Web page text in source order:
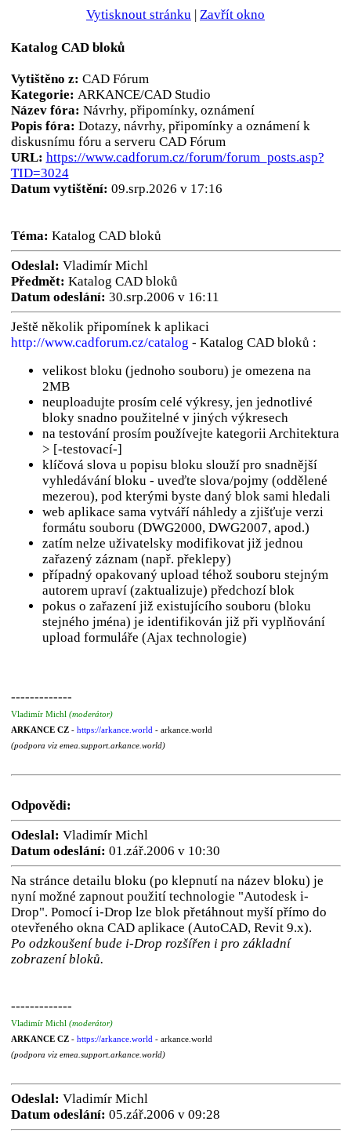
Vytisknout stránku | Zavřít okno
Katalog CAD bloků
Vytištěno z: CAD Fórum
Kategorie: ARKANCE/CAD Studio
Název fóra: Návrhy, připomínky, oznámení
Popis fóra: Dotazy, návrhy, připomínky a oznámení k
diskusnímu fóru a serveru CAD Fórum
URL: https://www.cadforum.cz/forum/forum_posts.asp?
TID=3024
Datum vytištění: 09.srp.2026 v 17:16
Téma: Katalog CAD bloků
Odeslal: Vladimír Michl
Předmět: Katalog CAD bloků
Datum odeslání: 30.srp.2006 v 16:11
Ještě několik připomínek k aplikaci
http://www.cadforum.cz/catalog - Katalog CAD bloků :
velikost bloku (jednoho souboru) je omezena na
2MB
neuploadujte prosím celé výkresy, jen jednotlivé
bloky snadno použitelné v jiných výkresech
na testování prosím používejte kategorii Architektura
> [-testovací-]
klíčová slova u popisu bloku slouží pro snadnější
vyhledávání bloku - uveďte slova/pojmy (oddělené
mezerou), pod kterými byste daný blok sami hledali
web aplikace sama vytváří náhledy a zjišťuje verzi
formátu souboru (DWG2000, DWG2007, apod.)
zatím nelze uživatelsky modifikovat již jednou
zařazený záznam (např. překlepy)
případný opakovaný upload téhož souboru stejným
autorem upraví (zaktualizuje) předchozí blok
pokus o zařazení již existujícího souboru (bloku
stejného jména) je identifikován již při vyplňování
upload formuláře (Ajax technologie)
-------------
Vladimír Michl (moderátor)
ARKANCE CZ- https://arkance.world - arkance.world
(podpora viz emea.support.arkance.world)
Odpovědi:
Odeslal: Vladimír Michl
Datum odeslání: 01.zář.2006 v 10:30
Na stránce detailu bloku (po klepnutí na název bloku) je
nyní možné zapnout použití technologie "Autodesk i-
Drop". Pomocí i-Drop lze blok přetáhnout myší přímo do
otevřeného okna CAD aplikace (AutoCAD, Revit 9.x).
Po odzkoušení bude i-Drop rozšířen i pro základní
zobrazení bloků.
-------------
Vladimír Michl (moderátor)
ARKANCE CZ- https://arkance.world - arkance.world
(podpora viz emea.support.arkance.world)
Odeslal: Vladimír Michl
Datum odeslání: 05.zář.2006 v 09:28